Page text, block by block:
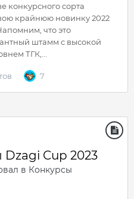
конкурсного сорта
крайнюю новинку 2022
что это
штамм с высокой
ТГК,...
7
Cup 2023
в Конкурсы